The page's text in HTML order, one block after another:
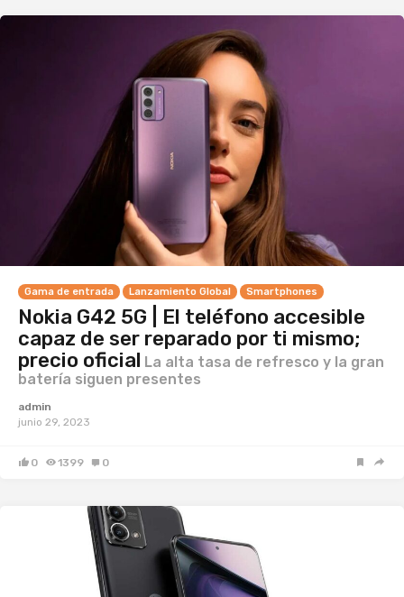
Gama de entrada Lanzamiento Global Smartphones
Nokia G42 5G | El teléfono accesible
capaz de ser reparado por ti mismo;
precio oficial La alta tasa de refresco y la gran
batería siguen presentes
admin
junio 29, 2023
0 1399 0